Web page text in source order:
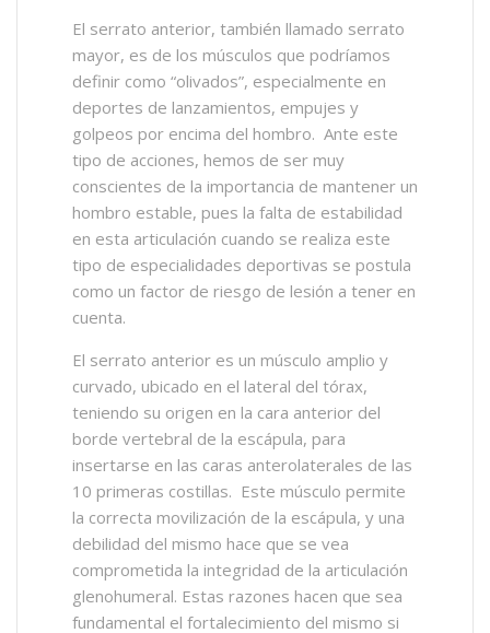
El serrato anterior, también llamado serrato
mayor, es de los músculos que podríamos
definir como “olivados”, especialmente en
deportes de lanzamientos, empujes y
golpeos por encima del hombro. Ante este
tipo de acciones, hemos de ser muy
conscientes de la importancia de mantener un
hombro estable, pues la falta de estabilidad
en esta articulación cuando se realiza este
tipo de especialidades deportivas se postula
como un factor de riesgo de lesión a tener en
cuenta.
El serrato anterior es un músculo amplio y
curvado, ubicado en el lateral del tórax,
teniendo su origen en la cara anterior del
borde vertebral de la escápula, para
insertarse en las caras anterolaterales de las
10 primeras costillas. Este músculo permite
la correcta movilización de la escápula, y una
debilidad del mismo hace que se vea
comprometida la integridad de la articulación
glenohumeral. Estas razones hacen que sea
fundamental el fortalecimiento del mismo si